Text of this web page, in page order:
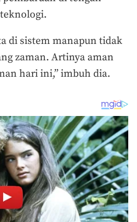
di sistem manapun tidak
zaman. Artinya aman
hari ini,” imbuh dia.